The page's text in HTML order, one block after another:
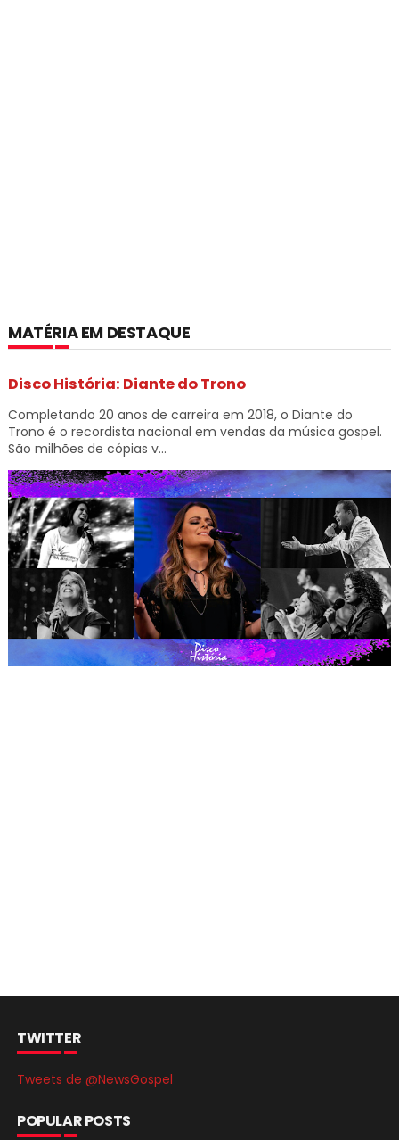
MATÉRIA EM DESTAQUE
Disco História: Diante do Trono
Completando 20 anos de carreira em 2018, o Diante do
Trono é o recordista nacional em vendas da música gospel.
São milhões de cópias v...
TWITTER
Tweets de @NewsGospel
POPULAR POSTS